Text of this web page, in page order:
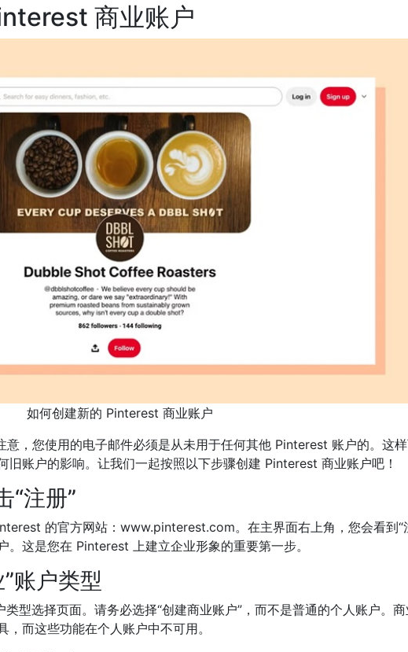
商业账户
如何创建新的 Pinterest 商业账户
，您使用的电子邮件必须是从未用于任何其他 Pinterest 账户的。这
旧账户的影响。让我们一起按照以下步骤创建 Pinterest 商业账户吧！
“注册”
的官方网站： www.pinterest.com。在主界面右上角，您会看到“
。这是您在 Pinterest 上建立企业形象的重要第一步。
账户类型
类型选择页面。请务必选择“创建商业账户”，而不是普通的个人账户。
而这些功能在个人账户中不可用。